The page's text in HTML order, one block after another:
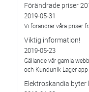
Förändrade priser
2019-05-31
Vi förändrar våra priser
Viktig information!
2019-05-23
Gällande vår gamla
och Kundunik Lager-app
Elektroskandia byter